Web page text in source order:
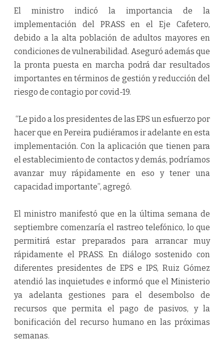
El ministro indicó la importancia de la
implementación del PRASS en el Eje Cafetero,
debido a la alta población de adultos mayores en
condiciones de vulnerabilidad. Aseguró además que
la pronta puesta en marcha podrá dar resultados
importantes en términos de gestión y reducción del
riesgo de contagio por covid-19.
“Le pido a los presidentes de las EPS un esfuerzo por
hacer que en Pereira pudiéramos ir adelante en esta
implementación. Con la aplicación que tienen para
el establecimiento de contactos y demás, podríamos
avanzar muy rápidamente en eso y tener una
capacidad importante”, agregó.
El ministro manifestó que en la última semana de
septiembre comenzaría el rastreo telefónico, lo que
permitirá estar preparados para arrancar muy
rápidamente el PRASS. En diálogo sostenido con
diferentes presidentes de EPS e IPS, Ruiz Gómez
atendió las inquietudes e informó que el Ministerio
ya adelanta gestiones para el desembolso de
recursos que permita el pago de pasivos, y la
bonificación del recurso humano en las próximas
semanas.